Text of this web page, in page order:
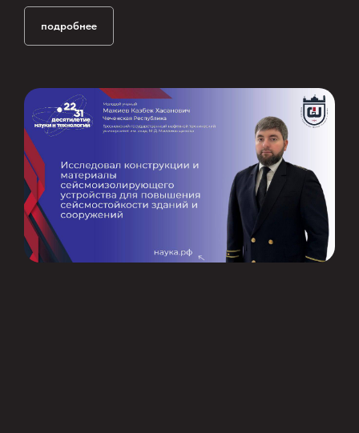
подробнее